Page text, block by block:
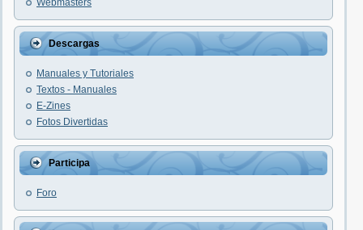
Webmasters
Descargas
Manuales y Tutoriales
Textos - Manuales
E-Zines
Fotos Divertidas
Participa
Foro